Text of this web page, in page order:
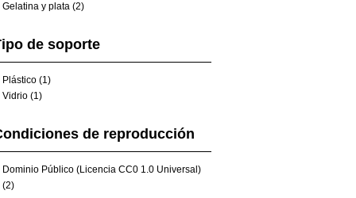
Gelatina y plata (2)
de soporte
Plástico (1)
Vidrio (1)
de reproducción
Dominio Público (Licencia CC0 1.0 Universal)
(2)